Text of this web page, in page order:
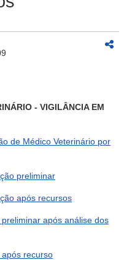
- VIGILÂNCIA EM
de Médico Veterinário por
preliminar
após recursos
após análise dos
recurso